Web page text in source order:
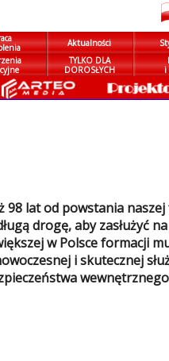
Aktualności
TYLKO DLA
DOROSŁYCH
i
98 lat od powstania
drogę, aby zasłużyć
w Polsce formacji
i skutecznej